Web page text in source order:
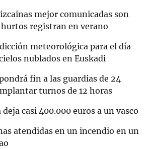
mejor comunicadas son
hurtos registran en verano
meteorológica para el día
nublados en Euskadi
fin a las guardias de 24
turnos de 12 horas
casi 400.000 euros a un vasco
atendidas en un incendio en un